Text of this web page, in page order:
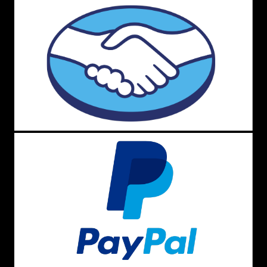
Mochilas Icônicas: Seoul e New Zea
Mochila Kipling Seoul:A escolha perfeita para
quem busca sofisticação e funcionalidade. Possui
compartimento para notebook e acabamentos
que variam entre o clássico poliéster e o moderno
metalizado.
Mochila Kipling New Zea (Rodinhas):
Fabricada
em poliamida de alta resistência, é a opção ideal
para evitar o peso nas costas, sendo unissex e
perfeita para o uso escolar.
Acessórios Indispensáveis
Estojo 100 Pens:
Fabricado em poliéster de alta
qualidade, pesa aproximadamente 325g e
comporta todos os seus materiais com facilidade.
Chaveiro Elf Monkey:
O mascote da marca
agora pode ser adquirido separadamente! Com
acabamento peluciado e cores vibrantes como
verde, laranja e vinho.
Lancheira Miyo:Térmica, lúdica e funcional, ideal
crianças durante o período escolar.
Para as Mamães: Bolsa Kipling Camama